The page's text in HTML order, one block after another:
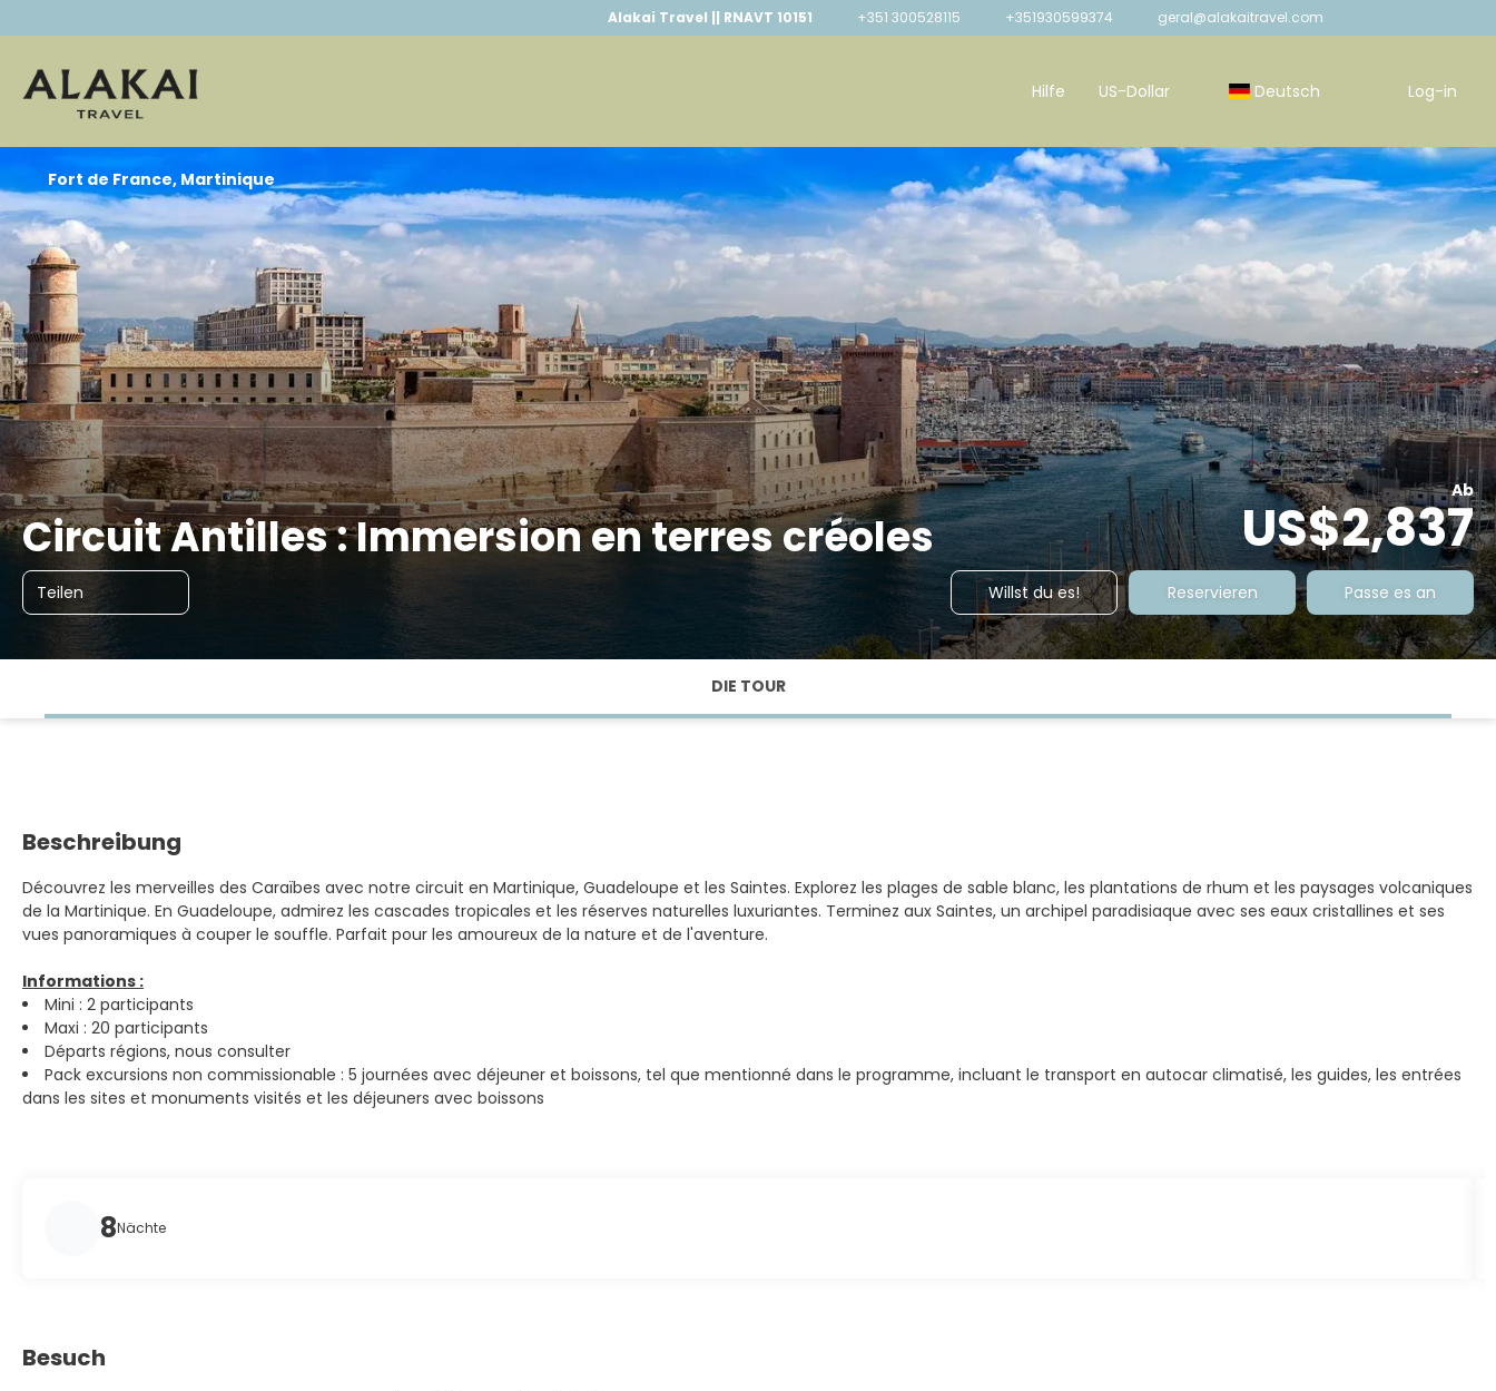
Alakai Travel || RNAVT 10151 +351 300528115 +351930599374 geral@alakaitravel.com
Hilfe US-Dollar Deutsch Log-in
Circuit Antilles : Immersion en terres créoles
Ab
US$2,837
Teilen Willst du es! Reservieren Passe es an
Fort de France, Martinique
DIE TOUR
Beschreibung
Découvrez les merveilles des Caraïbes avec notre circuit en Martinique, Guadeloupe et les Saintes. Explorez les plages de sable blanc, les plantations de rhum et les paysages volcaniques
de la Martinique. En Guadeloupe, admirez les cascades tropicales et les réserves naturelles luxuriantes. Terminez aux Saintes, un archipel paradisiaque avec ses eaux cristallines et ses
vues panoramiques à couper le souffle. Parfait pour les amoureux de la nature et de l'aventure.
Informations :
Mini : 2 participants
Maxi : 20 participants
Départs régions, nous consulter
Pack excursions non commissionable : 5 journées avec déjeuner et boissons, tel que mentionné dans le programme, incluant le transport en autocar climatisé, les guides, les entrées
dans les sites et monuments visités et les déjeuners avec boissons
8Nächte
Besuch